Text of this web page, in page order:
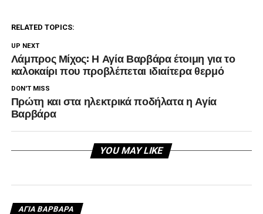
RELATED TOPICS:
UP NEXT
Λάμπρος Μίχος: Η Αγία Βαρβάρα έτοιμη για το
καλοκαίρι που προβλέπεται ιδιαίτερα θερμό
DON'T MISS
Πρώτη και στα ηλεκτρικά ποδήλατα η Αγία
Βαρβάρα
YOU MAY LIKE
ΑΓΙΑ ΒΑΡΒΑΡΑ